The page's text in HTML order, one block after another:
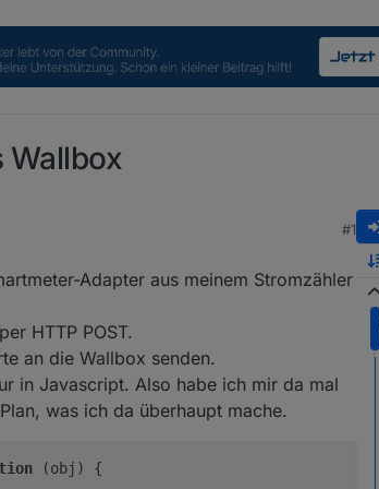
Wallbox
#1
Adapter aus meinem Stromzähler
HTTP POST.
an die Wallbox senden.
in Javascript. Also habe ich mir da mal
was ich da überhaupt mache.
(obj)
{